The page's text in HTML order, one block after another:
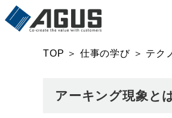
TOP ＞ 仕事の学び＞ テク
アーキング現象と